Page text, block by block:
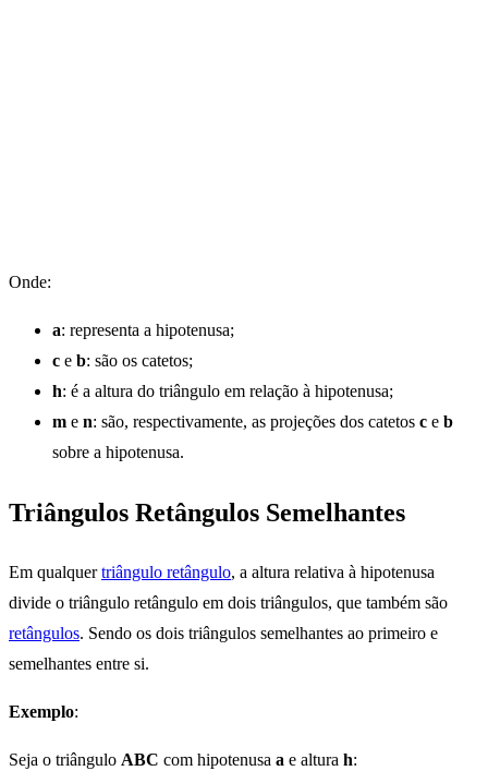
Onde:
a: representa a hipotenusa;
c e b: são os catetos;
h: é a altura do triângulo em relação à hipotenusa;
m e n: são, respectivamente, as projeções dos catetos c e b
sobre a hipotenusa.
Triângulos Retângulos Semelhantes
Em qualquertriângulo retângulo, a altura relativa à hipotenusa
divide o triângulo retângulo em dois triângulos, que também são
retângulos. Sendo os dois triângulos semelhantes ao primeiro e
semelhantes entre si.
Exemplo:
Seja o triângulo ABC com hipotenusa a e altura h: